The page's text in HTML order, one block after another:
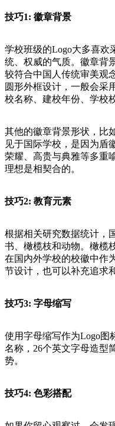
技巧1: 徽章背景
学校班级的Logo大多喜欢
统、权威的气质。徽章背
较符合中国人传统审美观
圆形外框设计，一般会采
校名称、建校年份、学校
其他的徽章背景形状，比
见于国际学校，是因为盾
荣耀、高贵与典雅等多重
理想是相契合的。
技巧2: 教育元素
根据相关研究数据统计，
书、橄榄枝和动物。橄榄
在国内外学校的校徽中作
节设计，也可以补充追求
技巧3: 字母缩写
使用字母缩写作为Logo图
名称，26个英文字母造型
势。
技巧4: 色彩搭配